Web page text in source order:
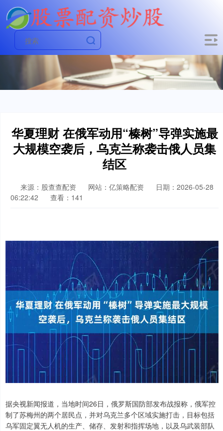
华夏理财 在俄军动用“榛树”导弹实施最
大规模空袭后，乌克兰称袭击俄人员集
结区
来源：股查查配资 网站：亿策略配资
日期：2026-05-28
06:22:42
查看：141
据央视新闻报道，当地时间26日，俄罗斯国防部发布战报称，俄军控
制了苏梅州的两个居民点，并对乌克兰多个区域实施打击，目标包括
乌军固定翼无人机的生产、储存、发射和指挥场地，以及乌武装部队